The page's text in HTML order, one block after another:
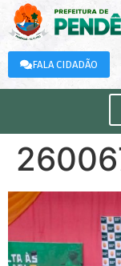
FALA CIDADÃO